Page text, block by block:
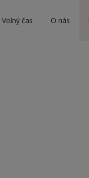
Volný čas O nás